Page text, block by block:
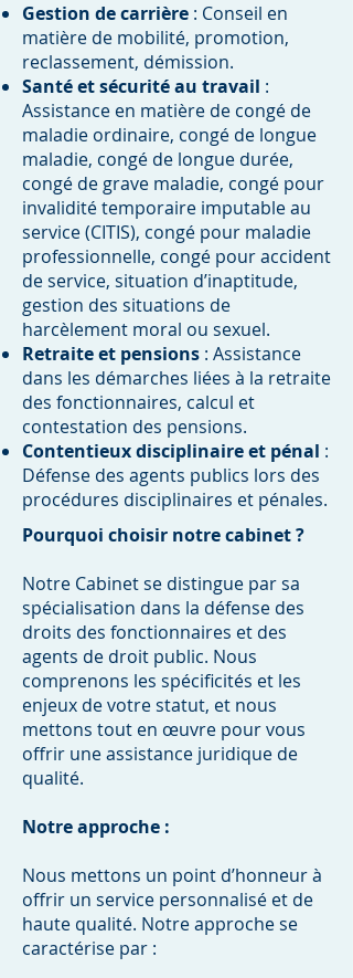
Gestion de carrière : Conseil en
matière de mobilité, promotion,
reclassement, démission.
Santé et sécurité au travail :
Assistance en matière de congé de
maladie ordinaire, congé de longue
maladie, congé de longue durée,
congé de grave maladie, congé pour
invalidité temporaire imputable au
service (CITIS), congé pour maladie
professionnelle, congé pour accident
de service, situation d’inaptitude,
gestion des situations de
harcèlement moral ou sexuel.
Retraite et pensions : Assistance
dans les démarches liées à la retraite
des fonctionnaires, calcul et
contestation des pensions.
Contentieux disciplinaire et pénal :
Défense des agents publics lors des
procédures disciplinaires et pénales.
Pourquoi choisir notre cabinet ?
Notre Cabinet se distingue par sa
spécialisation dans la défense des
droits des fonctionnaires et des
agents de droit public. Nous
comprenons les spécificités et les
enjeux de votre statut, et nous
mettons tout en œuvre pour vous
offrir une assistance juridique de
qualité.
Notre approche :
Nous mettons un point d’honneur à
offrir un service personnalisé et de
haute qualité. Notre approche se
caractérise par :